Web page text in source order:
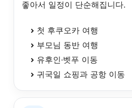
좋아서 일정이 단순해집니다.
첫 후쿠오카 여행
부모님 동반 여행
유후인·벳푸 이동
귀국일 쇼핑과 공항 이동